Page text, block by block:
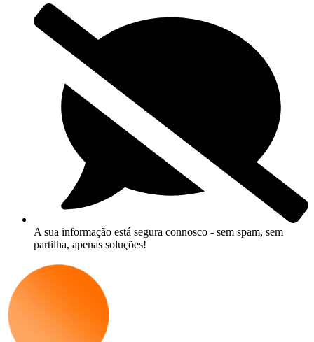
A sua informação está segura connosco - sem spam, sem
partilha, apenas soluções!